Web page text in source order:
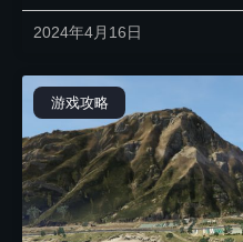
2024年4月16日
游戏攻略